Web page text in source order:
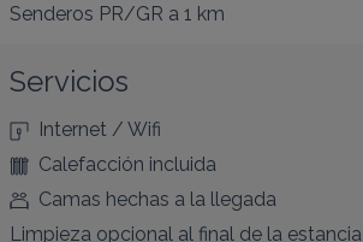
Senderos PR/GR a 1 km
Servicios
Internet / Wifi
Calefacción incluida
Camas hechas a la llegada
Limpieza opcional al final de la estancia